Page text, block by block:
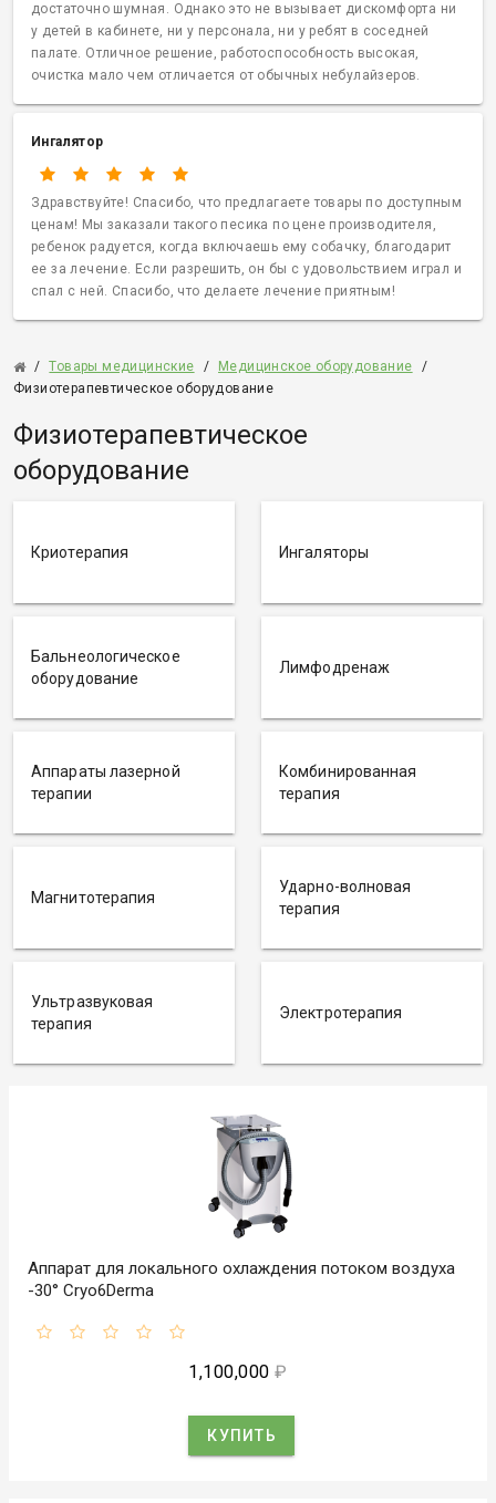
достаточно шумная. Однако это не вызывает дискомфорта ни
у детей в кабинете, ни у персонала, ни у ребят в соседней
палате. Отличное решение, работоспособность высокая,
очистка мало чем отличается от обычных небулайзеров.
Ингалятор
Здравствуйте! Спасибо, что предлагаете товары по доступным
ценам! Мы заказали такого песика по цене производителя,
ребенок радуется, когда включаешь ему собачку, благодарит
ее за лечение. Если разрешить, он бы с удовольствием играл и
спал с ней. Спасибо, что делаете лечение приятным!
/ Товары медицинские / Медицинское оборудование
/
Физиотерапевтическое оборудование
Физиотерапевтическое
оборудование
Криотерапия Ингаляторы
Бальнеологическое
оборудование
Лимфодренаж
Аппараты лазерной
терапии
Комбинированная
терапия
Магнитотерапия
Ударно-волновая
терапия
Ультразвуковая
терапия
Электротерапия
Аппарат для локального охлаждения потоком воздуха
-30° Cryo6Derma
1,100,000 ₽
КУПИТЬ